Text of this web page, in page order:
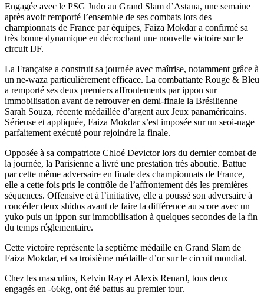
Engagée avec le PSG Judo au Grand Slam d’Astana, une semaine
après avoir remporté l’ensemble de ses combats lors des
championnats de France par équipes, Faiza Mokdar a confirmé sa
très bonne dynamique en décrochant une nouvelle victoire sur le
circuit IJF.
La Française a construit sa journée avec maîtrise, notamment grâce à
un ne-waza particulièrement efficace. La combattante Rouge & Bleu
a remporté ses deux premiers affrontements par ippon sur
immobilisation avant de retrouver en demi-finale la Brésilienne
Sarah Souza, récente médaillée d’argent aux Jeux panaméricains.
Sérieuse et appliquée, Faiza Mokdar s’est imposée sur un seoi-nage
parfaitement exécuté pour rejoindre la finale.
Opposée à sa compatriote Chloé Devictor lors du dernier combat de
la journée, la Parisienne a livré une prestation très aboutie. Battue
par cette même adversaire en finale des championnats de France,
elle a cette fois pris le contrôle de l’affrontement dès les premières
séquences. Offensive et à l’initiative, elle a poussé son adversaire à
concéder deux shidos avant de faire la différence au score avec un
yuko puis un ippon sur immobilisation à quelques secondes de la fin
du temps réglementaire.
Cette victoire représente la septième médaille en Grand Slam de
Faiza Mokdar, et sa troisième médaille d’or sur le circuit mondial.
Chez les masculins, Kelvin Ray et Alexis Renard, tous deux
engagés en -66kg, ont été battus au premier tour.